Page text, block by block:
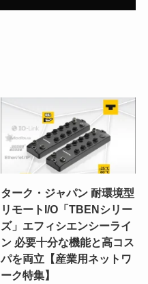
ターク・ジャパン 耐環境型
リモートI/O「TBENシリー
ズ」エフィシエンシーライ
ン 必要十分な機能と高コス
パを両立【産業用ネットワ
ーク特集】